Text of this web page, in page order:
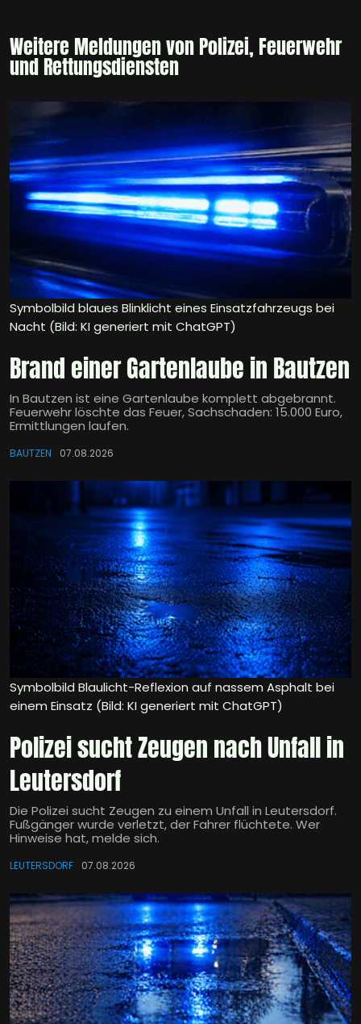
Weitere Meldungen von Polizei, Feuerwehr
und Rettungsdiensten
Symbolbild blaues Blinklicht eines Einsatzfahrzeugs bei
Nacht (Bild: KI generiert mit ChatGPT)
Brand einer Gartenlaube in Bautzen
In Bautzen ist eine Gartenlaube komplett abgebrannt.
Feuerwehr löschte das Feuer, Sachschaden: 15.000 Euro,
Ermittlungen laufen.
BAUTZEN 07.08.2026
Symbolbild Blaulicht-Reflexion auf nassem Asphalt bei
einem Einsatz (Bild: KI generiert mit ChatGPT)
Polizei sucht Zeugen nach Unfall in
Leutersdorf
Die Polizei sucht Zeugen zu einem Unfall in Leutersdorf.
Fußgänger wurde verletzt, der Fahrer flüchtete. Wer
Hinweise hat, melde sich.
LEUTERSDORF 07.08.2026